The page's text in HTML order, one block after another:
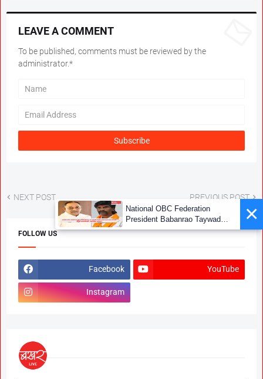
LEAVE A COMMENT
To be published, comments must be reviewed by the
administrator.*
NEXT POST PREVIOUS POST
FOLLOW US
Facebook YouTube
Instagram
×
National OBC Federation
President Babanrao Taywade
Claims Only 27 Kunbi
GR; Alarming News for Mano